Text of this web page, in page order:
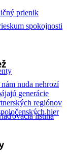
spokojnosti
listina